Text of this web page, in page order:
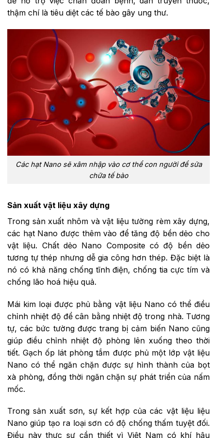
thậm chí là tiêu diệt các tế bào gây ung thư.
Các hạt Nano sẽ xâm nhập vào cơ thể con người để sửa
chữa tế bào
Sản xuất vật liệu xây dựng
Trong sản xuất nhôm và vật liệu tường rèm xây dựng,
các hạt Nano được thêm vào để tăng độ bền dẻo cho
vật liệu. Chất dẻo Nano Composite có độ bền dẻo
tương tự thép nhưng dễ gia công hơn thép. Đặc biệt là
nó có khả năng chống tĩnh điện, chống tia cực tím và
chống lão hoá hiệu quả.
Mái kim loại được phủ bằng vật liệu Nano có thể điều
chỉnh nhiệt độ để cân bằng nhiệt độ trong nhà. Tương
tự, các bức tường được trang bị cảm biến Nano cũng
giúp điều chỉnh nhiệt độ phòng lên xuống theo thời
tiết. Gạch ốp lát phòng tắm được phủ một lớp vật liệu
Nano có thể ngăn chặn được sự hình thành của bọt
xà phòng, đồng thời ngăn chặn sự phát triển của nấm
mốc.
Trong sản xuất sơn, sự kết hợp của các vật liệu liệu
Nano giúp tạo ra loại sơn có độ chống thấm tuyệt đối.
Điều này thực sự cần thiết vì Việt Nam có khí hậu